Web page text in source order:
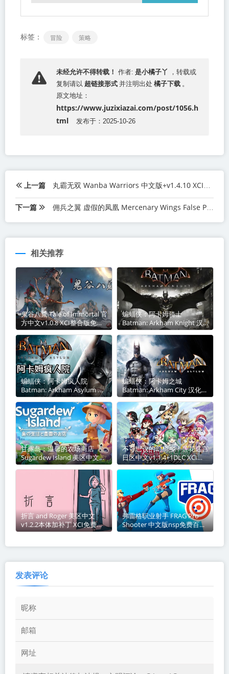
标签： 冒险 策略
未经允许不得转载！ 作者: 是小橘子丫 ，转载或
复制请以 超链接形式 并注明出处 橘子下载 。
原文地址：
https://www.juzixiazai.com/post/1056.h
tml
发布于：2025-10-26
上一篇 丸霸无双 Wanba Warriors 中文版+v1.4.10 XCI免费百度网盘下载
下一篇 佣兵之翼 虚假的凤凰 Mercenary Wings False Phoenix 汉化中文版NSP免费百度网盘下载
相关推荐
鬼谷八荒 Tale of Immortal 官
方中文v1.0.8 XCI整合版免费
百度网盘下载
蝙蝠侠：阿卡姆骑士
Batman: Arkham Knight 汉
化中文本体XCI免费网盘下载
蝙蝠侠：阿卡姆疯人院
Batman: Arkham Asylum 汉
化中文本体v1.0.0 XCI免费百
度网盘下载
蝙蝠侠：阿卡姆之城
Batman: Arkham City 汉化中
文本体v1.0.2 nsp免费百度网
盘下载
甘露岛：温馨的农场商店
Sugardew Island 美区中文
v1.0.9+3DLC整合版 XCI免费
不可思议的幻想乡：莲花迷宫
日区中文v1.1.4+1DLC XCI免
费百度网盘下载
折言 and Roger 美区中文
v1.2.2本体加补丁 XCI免费百
度网盘下载
弗雷格职业射手 FRAG Pro
Shooter 中文版nsp免费百度
网盘下载
发表评论